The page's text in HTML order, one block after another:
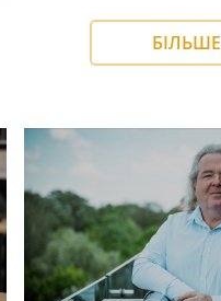
БІЛЬШЕ